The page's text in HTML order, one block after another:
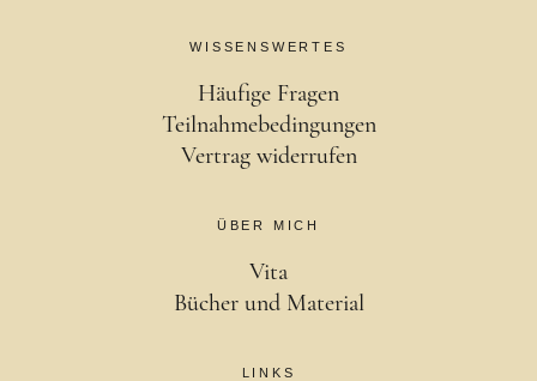
WISSENSWERTES
Häufige Fragen
Teilnahmebedingungen
Vertrag widerrufen
ÜBER MICH
Vita
Bücher und Material
LINKS